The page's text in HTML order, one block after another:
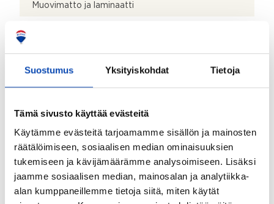
Suostumus Yksityiskohdat Tietoja
Tämä sivusto käyttää evästeitä
Käytämme evästeitä tarjoamamme sisällön ja mainosten
räätälöimiseen, sosiaalisen median ominaisuuksien
tukemiseen ja kävijämäärämme analysoimiseen. Lisäksi
jaamme sosiaalisen median, mainosalan ja analytiikka-
alan kumppaneillemme tietoja siitä, miten käytät
Muovimatto ja laminaatti
Muut tilat:
yhtenäisen jääkaapin, altaan + hana ja kaksi
keittolevyä) sekä lisäksi yhtenäinen liesi uunilla +
aktiivihiililiesituuletin. Ruokailutilassa lattiamateriaali
on laminaatti ja seinät ovat tapetoitu. Ruokailutilassa
on varaava takka.
Takkatiedot: